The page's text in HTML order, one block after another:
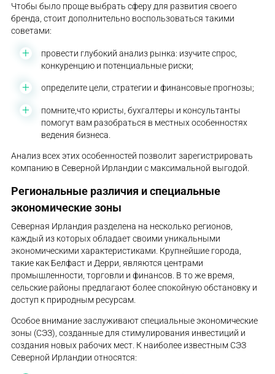
Чтобы было проще выбрать сферу для развития своего
бренда, стоит дополнительно воспользоваться такими
советами:
провести глубокий анализ рынка: изучите спрос,
конкуренцию и потенциальные риски;
определите цели, стратегии и финансовые прогнозы;
помните,что юристы, бухгалтеры и консультанты
помогут вам разобраться в местных особенностях
ведения бизнеса.
Анализ всех этих особенностей позволит зарегистрировать
компанию в Северной Ирландии с максимальной выгодой.
Региональные различия и специальные
экономические зоны
Северная Ирландия разделена на несколько регионов,
каждый из которых обладает своими уникальными
экономическими характеристиками. Крупнейшие города,
такие как Белфаст и Дерри, являются центрами
промышленности, торговли и финансов. В то же время,
сельские районы предлагают более спокойную обстановку и
доступ к природным ресурсам.
Особое внимание заслуживают специальные экономические
зоны (СЭЗ), созданные для стимулирования инвестиций и
создания новых рабочих мест. К наиболее известным СЭЗ
Северной Ирландии относятся: